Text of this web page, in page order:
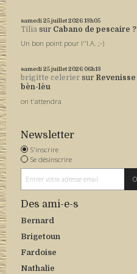
samedi 25 juillet 2026 13h05
Tilia sur Cabano de pescaire ?
Un bon point pour l''I.A. ;-)
samedi 25 juillet 2026 06h13
brigitte celerier sur Revenisse
bèn-lèu
on t'attendra
Newsletter
S'inscrire
Se désinscrire
Des ami-e-s
Bernard
Brigetoun
Fardoise
Nathalie